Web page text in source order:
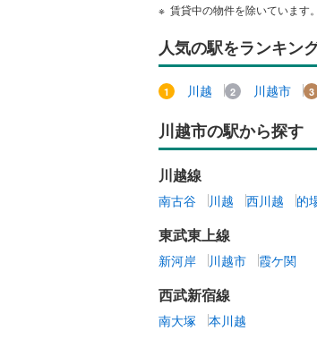
賃貸中の物件を除いています。
人気の駅をランキン
川越 川越市
川越市の駅から探す
川越線
南古谷 川越 西川越 的
東武東上線
新河岸 川越市 霞ケ関
西武新宿線
南大塚 本川越